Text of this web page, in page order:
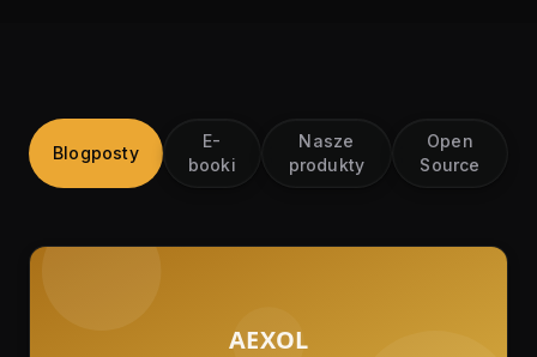
Blogposty
E-
booki
Nasze
produkty
Open
Source
AEXOL